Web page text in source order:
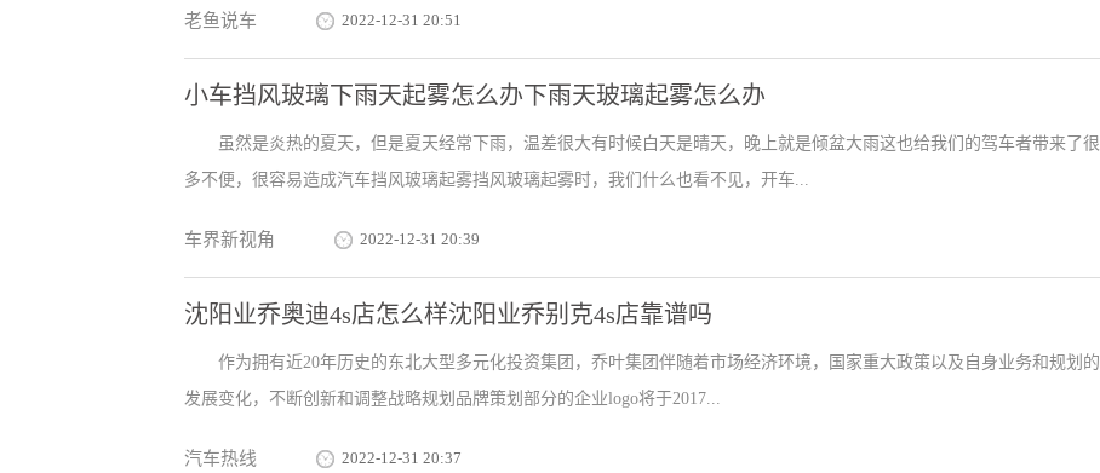
老鱼说车 2022-12-31 20:51
小车挡风玻璃下雨天起雾怎么办下雨天玻璃起雾怎么办
虽然是炎热的夏天，但是夏天经常下雨，温差很大有时候白天是晴天，晚上就是倾盆大雨这也给我们的驾车者带来了很
多不便，很容易造成汽车挡风玻璃起雾挡风玻璃起雾时，我们什么也看不见，开车...
车界新视角 2022-12-31 20:39
沈阳业乔奥迪4s店怎么样沈阳业乔别克4s店靠谱吗
作为拥有近20年历史的东北大型多元化投资集团，乔叶集团伴随着市场经济环境，国家重大政策以及自身业务和规划的
发展变化，不断创新和调整战略规划品牌策划部分的企业logo将于2017...
汽车热线 2022-12-31 20:37